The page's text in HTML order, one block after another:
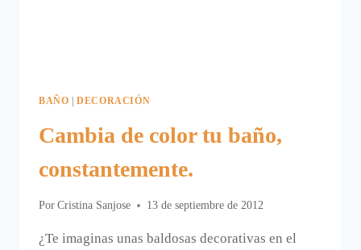
BAÑO |DECORACIÓN
Cambia de color tu baño,
constantemente.
Por Cristina Sanjose 13 de septiembre de 2012
¿Te imaginas unas baldosas decorativas en el